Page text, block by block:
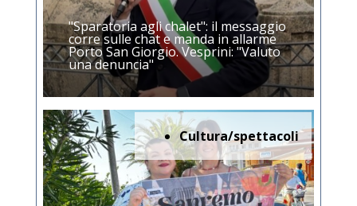
"Sparatoria agli chalet": il messaggio
corre sulle chat e manda in allarme
Porto San Giorgio. Vesprini: "Valuto
una denuncia"
Cultura/spettacoli